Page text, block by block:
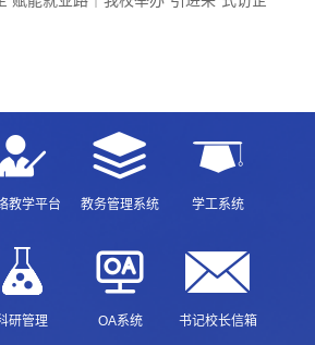
教学平台 教务管理系统 学工系统
研管理 OA系统 书记校长信箱